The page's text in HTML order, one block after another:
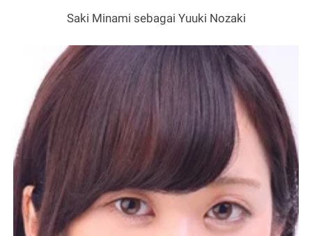
Saki Minami sebagai Yuuki Nozaki